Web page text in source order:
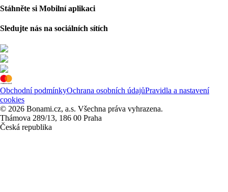
Stáhněte si Mobilní aplikaci
Sledujte nás na sociálních sítích
Obchodní podmínkyOchrana osobních údajůPravidla a nastavení
cookies
© 2026 Bonami.cz, a.s. Všechna práva vyhrazena.
Thámova 289/13, 186 00 Praha
Česká republika